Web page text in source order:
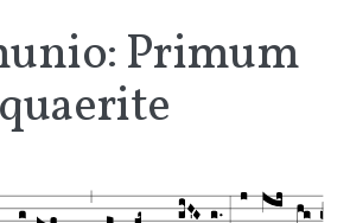
Primum
quaerite